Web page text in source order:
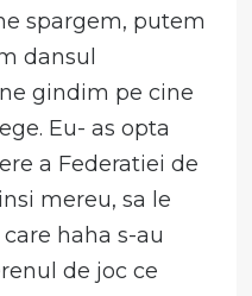
spargem, putem
dansul
gindim pe cine
Eu- as opta
a Federatiei de
mereu, sa le
haha s-au
de joc ce